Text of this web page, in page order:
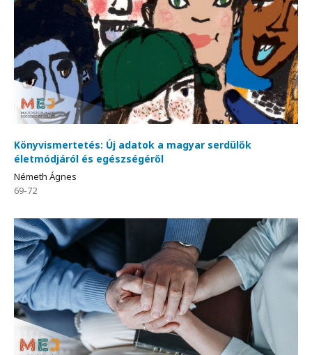
Könyvismertetés: Új adatok a magyar serdülők
életmódjáról és egészségéről
Németh Ágnes
69-72